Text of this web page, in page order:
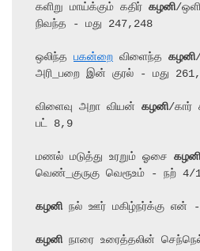
களிறு மாய்க்கும் கதிர் கழனி/
நிவந்த - மது 247,248
ஒலிந்த பகன்றை விளைந்த கழனி
அரி_பறை இன் குரல் - மது
விளைவு அறா வியன் கழனி/கார்
பட் 8,9
மணல் மடுத்து உரறும் ஓசை கழனி
கழனி
கழனி நாரை உரைத்தலின்